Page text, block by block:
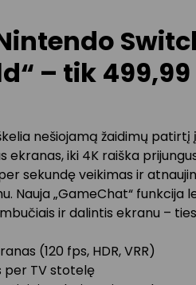
– tik 499,99
nešiojamą žaidimų patirtį
ekranas, iki 4K raiška
sekundę veikimas ir
Nauja „GameChat“ funkcija
ir dalintis ekranu –
(120 fps, HDR, VRR)
per TV stotelę